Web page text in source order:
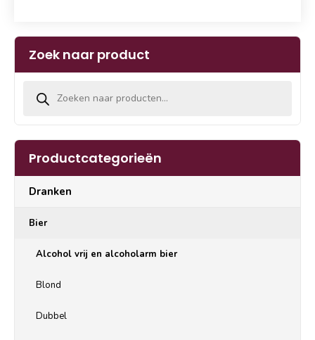
Zoek naar product
Productcategorieën
Dranken
Bier
Alcohol vrij en alcoholarm bier
Blond
Dubbel